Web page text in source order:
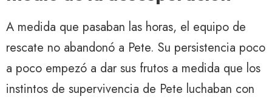
A medida que pasaban las horas, el equipo de
rescate no abandonó a Pete. Su persistencia poco
a poco empezó a dar sus frutos a medida que los
instintos de supervivencia de Pete luchaban con